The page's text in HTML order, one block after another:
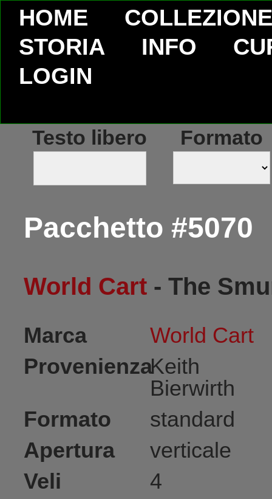
HOME
COLLEZIONE
STORIA
INFO
LOGIN
Testo libero Formato
Pacchetto #5070
World Cart - The
Marca
World Cart
ProvenienzaKeith
Bierwirth
Formato
standard
Apertura
verticale
Veli
4